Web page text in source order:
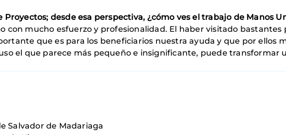
desde esa perspectiva, ¿cómo ves el trabajo de Manos
con mucho esfuerzo y profesionalidad. El haber visitado bastantes
que es para los beneficiarios nuestra ayuda y que por ellos
el que parece más pequeño e insignificante, puede transformar
Salvador de Madariaga